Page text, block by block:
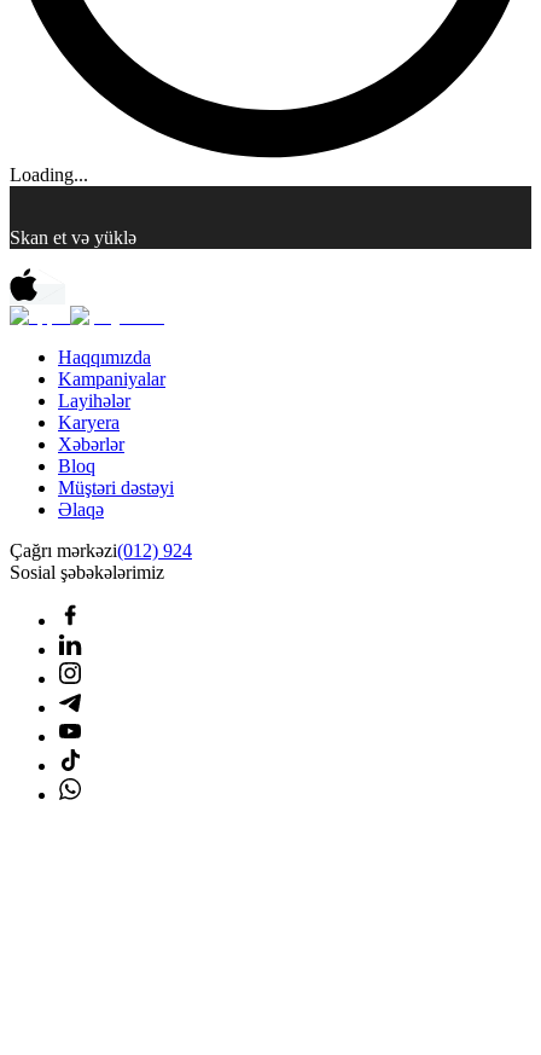
Loading...
Skan et və yüklə
Haqqımızda
Kampaniyalar
Layihələr
Karyera
Xəbərlər
Bloq
Müştəri dəstəyi
Əlaqə
Çağrı mərkəzi(012) 924
Sosial şəbəkələrimiz